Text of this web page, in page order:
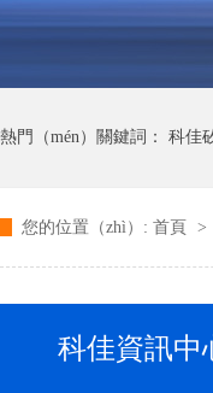
熱門（mén）關鍵詞： 科佳
科佳UV無影膠（jiāo）水動態
您的位置（zhì）: 首頁 >
科佳資訊中